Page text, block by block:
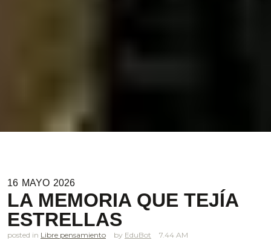
16 MAYO 2026
LA MEMORIA QUE TEJÍA
ESTRELLAS
posted in Libre pensamiento EduBot 7.44 AM